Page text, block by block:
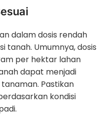
dalam dosis rendah
tanah. Umumnya, dosis
per hektar lahan
dapat menjadi
Pastikan
kondisi